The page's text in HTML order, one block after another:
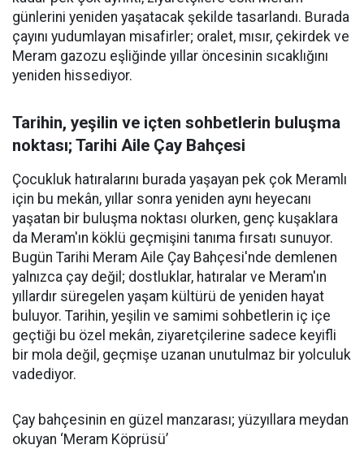
günlerini yeniden yaşatacak şekilde tasarlandı. Burada
çayını yudumlayan misafirler; oralet, mısır, çekirdek ve
Meram gazozu eşliğinde yıllar öncesinin sıcaklığını
yeniden hissediyor.
Tarihin, yeşilin ve içten sohbetlerin buluşma
noktası; Tarihi Aile Çay Bahçesi
Çocukluk hatıralarını burada yaşayan pek çok Meramlı
için bu mekân, yıllar sonra yeniden aynı heyecanı
yaşatan bir buluşma noktası olurken, genç kuşaklara
da Meram'ın köklü geçmişini tanıma fırsatı sunuyor.
Bugün Tarihi Meram Aile Çay Bahçesi'nde demlenen
yalnızca çay değil; dostluklar, hatıralar ve Meram'ın
yıllardır süregelen yaşam kültürü de yeniden hayat
buluyor. Tarihin, yeşilin ve samimi sohbetlerin iç içe
geçtiği bu özel mekân, ziyaretçilerine sadece keyifli
bir mola değil, geçmişe uzanan unutulmaz bir yolculuk
vadediyor.
Çay bahçesinin en güzel manzarası; yüzyıllara meydan
okuyan ‘Meram Köprüsü’